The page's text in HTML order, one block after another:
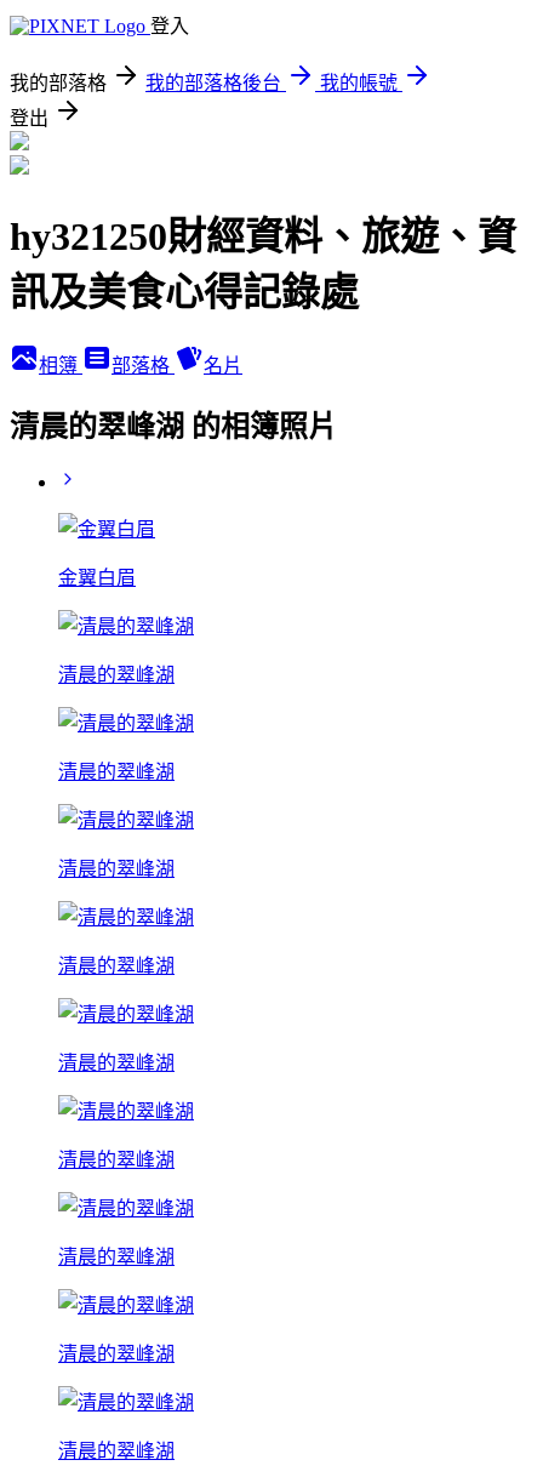
登入
我的部落格 我的部落格後台
我的帳號
登出
hy321250財經資料、旅遊、資
訊及美食心得記錄處
相簿 部落格 名片
清晨的翠峰湖 的相簿照片
金翼白眉
清晨的翠峰湖
清晨的翠峰湖
清晨的翠峰湖
清晨的翠峰湖
清晨的翠峰湖
清晨的翠峰湖
清晨的翠峰湖
清晨的翠峰湖
清晨的翠峰湖